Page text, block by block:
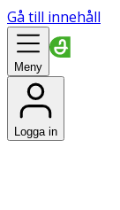
Gå till innehåll
Meny
Logga in